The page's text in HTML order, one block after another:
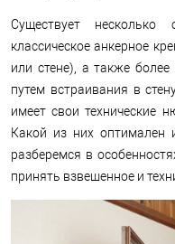
Существует
классическое анкерное
или стене), а также
путем встраивания в
имеет свои технические
Какой из них оптимален
разберемся в
принять взвешенное и